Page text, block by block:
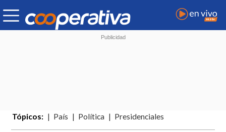
Tópicos: País Política Presidenciales